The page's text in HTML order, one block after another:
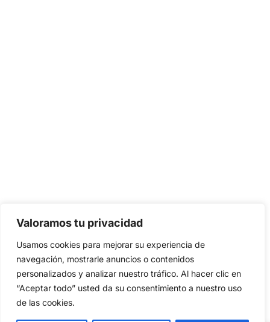
Valoramos tu privacidad
Usamos cookies para mejorar su experiencia de
navegación, mostrarle anuncios o contenidos
personalizados y analizar nuestro tráfico. Al hacer clic en
“Aceptar todo” usted da su consentimiento a nuestro uso
de las cookies.